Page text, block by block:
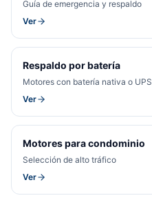
Guía de emergencia y respaldo
Ver
Respaldo por batería
Motores con batería nativa o UPS
Ver
Motores para condominio
Selección de alto tráfico
Ver